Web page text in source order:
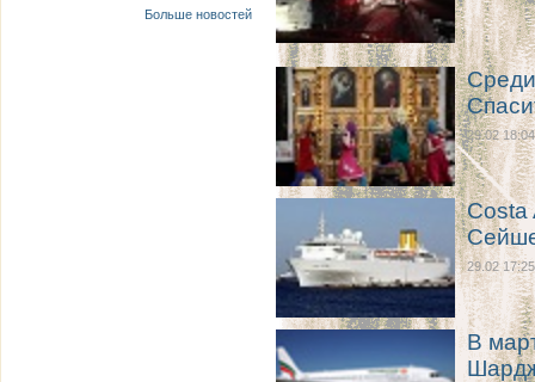
Больше новостей
29.02 18:04
Costa
29.02 17:25
В